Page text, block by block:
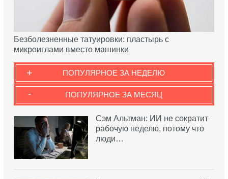
Безболезненные татуировки: пластырь с
микроиглами вместо машинки
ПОПУЛЯРНОЕ ЗА НЕДЕЛЮ
+
ПОПУЛЯРНОЕ ЗА МЕСЯЦ
-
Сэм Альтман: ИИ не сократит
рабочую неделю, потому что
люди…